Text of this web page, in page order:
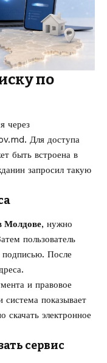
по
через
Для доступа
быть встроена в
запросил такую
Молдове, нужно
пользователь
подписью. После
и правовое
система показывает
скачать электронное
сервис